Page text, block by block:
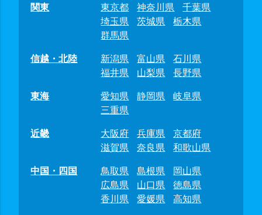
関東
東京都 神奈川県
千葉県
埼玉県
茨城県
栃木県
群馬県
信越・北陸
新潟県 富山県
石川県
福井県
山梨県
長野県
東海
愛知県 静岡県
岐阜県
三重県
近畿
大阪府 兵庫県
京都府
滋賀県
奈良県
和歌山県
中国・四国
鳥取県 島根県
岡山県
広島県
山口県
徳島県
香川県
愛媛県 高知県